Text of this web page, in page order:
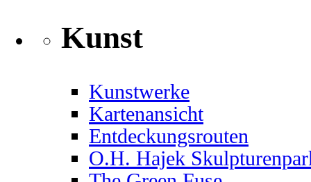
Kunst
Kunstwerke
Kartenansicht
Entdeckungsrouten
O.H. Hajek